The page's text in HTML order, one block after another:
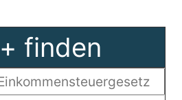
finden